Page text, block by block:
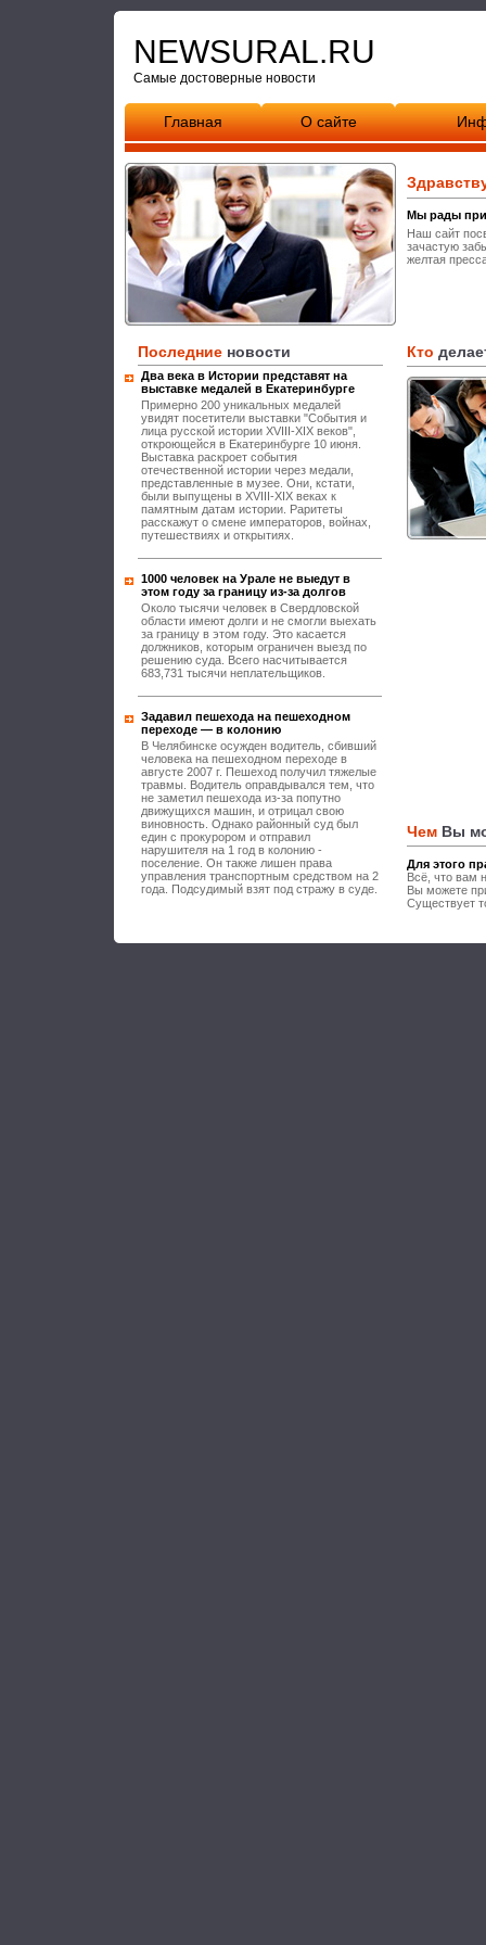
NEWSURAL.RU
Самые достоверные новости
Главная О сайте
Мы рады
Наш сайт
зачастую
желтая
Последние новости
Два века в Истории представят на
выставке медалей в Екатеринбурге
Примерно 200 уникальных медалей
увидят посетители выставки "События и
лица русской истории XVIII-XIX веков",
откроющейся в Екатеринбурге 10 июня.
Выставка раскроет события
отечественной истории через медали,
представленные в музее. Они, кстати,
были выпущены в XVIII-XIX веках к
памятным датам истории. Раритеты
расскажут о смене императоров, войнах,
путешествиях и открытиях.
1000 человек на Урале не выедут в
этом году за границу из-за долгов
Около тысячи человек в Свердловской
области имеют долги и не смогли выехать
за границу в этом году. Это касается
должников, которым ограничен выезд по
решению суда. Всего насчитывается
683,731 тысячи неплательщиков.
Задавил пешехода на пешеходном
переходе — в колонию
В Челябинске осужден водитель, сбивший
человека на пешеходном переходе в
августе 2007 г. Пешеход получил тяжелые
травмы. Водитель оправдывался тем, что
не заметил пешехода из-за попутно
движущихся машин, и отрицал свою
виновность. Однако районный суд был
един с прокурором и отправил
нарушителя на 1 год в колонию -
поселение. Он также лишен права
управления транспортным средством на 2
года. Подсудимый взят под стражу в суде.
Кто
Чем Вы
Для этого
Всё, что вам
Вы можете
Существует